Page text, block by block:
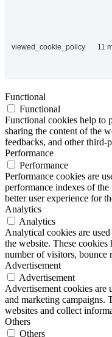
viewed_cookie_policy 11
Functional
Functional
Functional cookies help to
sharing the content of the
feedbacks, and other third-
Performance
Performance
Performance cookies are
performance indexes of
better user experience for
Analytics
Analytics
Analytical cookies are
the website. These
number of visitors, bounce
Advertisement
Advertisement
Advertisement cookies are
and marketing campaigns.
websites and collect
Others
Others